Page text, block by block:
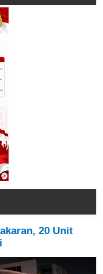
20 Unit